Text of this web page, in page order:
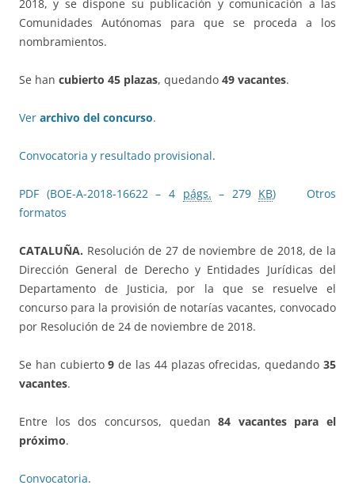
2018, y se dispone su publicación y comunicación a las
Comunidades Autónomas para que se proceda a los
nombramientos.
Se han cubierto 45 plazas, quedando 49 vacantes.
Ver archivo del concurso.
Convocatoria y resultado provisional.
PDF (BOE-A-2018-16622 – 4 págs. – 279 KB)
Otros
formatos
CATALUÑA. Resolución de 27 de noviembre de 2018, de la
Dirección General de Derecho y Entidades Jurídicas del
Departamento de Justicia, por la que se resuelve el
concurso para la provisión de notarías vacantes, convocado
por Resolución de 24 de noviembre de 2018.
Se han cubierto9 de las 44 plazas ofrecidas, quedando35
vacantes.
Entre los dos concursos, quedan84 vacantes para el
próximo.
Convocatoria.